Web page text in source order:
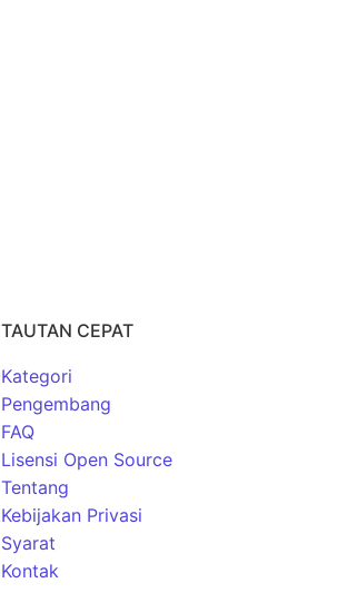
TAUTAN CEPAT
Kategori
Pengembang
FAQ
Lisensi Open Source
Tentang
Kebijakan Privasi
Syarat
Kontak